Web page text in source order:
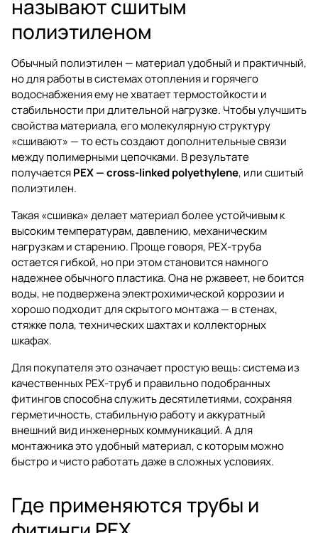
называют сшитым
полиэтиленом
Обычный полиэтилен — материал удобный и практичный,
но для работы в системах отопления и горячего
водоснабжения ему не хватает термостойкости и
стабильности при длительной нагрузке. Чтобы улучшить
свойства материала, его молекулярную структуру
«сшивают» — то есть создают дополнительные связи
между полимерными цепочками. В результате
получаетсяPEX — cross-linked polyethylene, или сшитый
полиэтилен.
Такая «сшивка» делает материал более устойчивым к
высоким температурам, давлению, механическим
нагрузкам и старению. Проще говоря, PEX-труба
остается гибкой, но при этом становится намного
надежнее обычного пластика. Она не ржавеет, не боится
воды, не подвержена электрохимической коррозии и
хорошо подходит для скрытого монтажа — в стенах,
стяжке пола, технических шахтах и коллекторных
шкафах.
Для покупателя это означает простую вещь: система из
качественных PEX-труб и правильно подобранных
фитингов способна служить десятилетиями, сохраняя
герметичность, стабильную работу и аккуратный
внешний вид инженерных коммуникаций. А для
монтажника это удобный материал, с которым можно
быстро и чисто работать даже в сложных условиях.
Где применяются трубы и